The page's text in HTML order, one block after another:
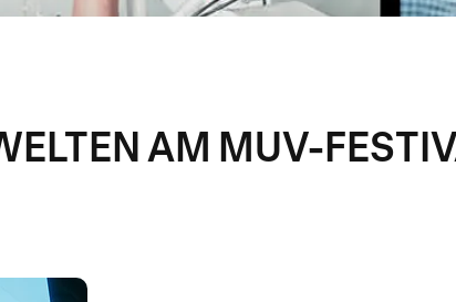
AM MUV-